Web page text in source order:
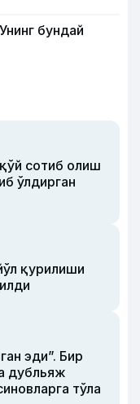
бундай
сотиб олиш
ўлдирган
қурилиши
эди”. Бир
дубльяж
тўла